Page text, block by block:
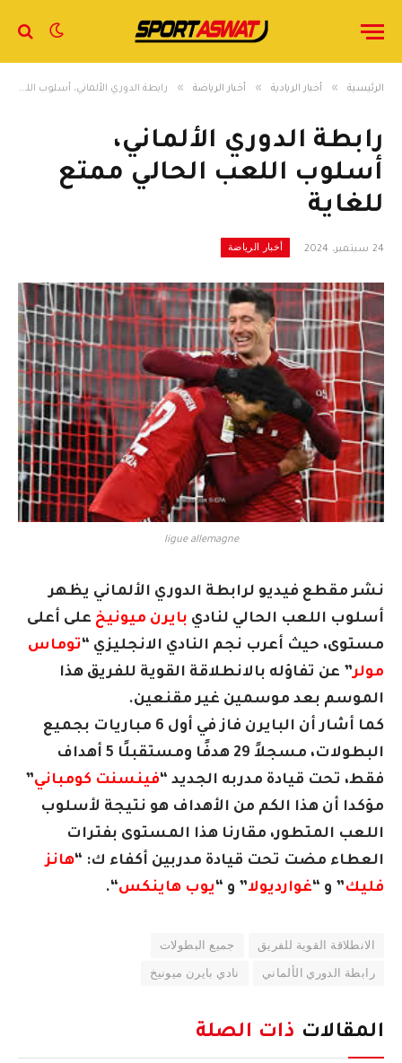
الرئيسية » أخبار الريادية » أخبار الرياضة » رابطة الدوري الألماني، أسلوب اللعب الحالي ممتع للغاية
رابطة الدوري الألماني،
أسلوب اللعب الحالي ممتع
للغاية
24 سبتمبر، 2024 أخبار الرياضة
ligue allemagne
نشر مقطع فيديو لرابطة الدوري الألماني يظهر
أسلوب اللعب الحالي لنادي بايرن ميونيخ على أعلى
مستوى، حيث أعرب ​نجم النادي الانجليزي “توماس
مولر” عن تفاؤله بالانطلاقة القوية للفريق هذا
الموسم بعد موسمين غير مقنعين.
كما أشار أن البايرن فاز في أول 6 مباريات بجميع
البطولات، مسجلاً 29 هدفًا ومستقبلًا 5 أهداف
فقط، تحت قيادة مدربه الجديد “فينسنت كومباني”
مؤكدا أن هذا الكم من الأهداف هو نتيجة لأسلوب
اللعب المتطور، مقارنا هذا المستوى بفترات
العطاء مضت تحت قيادة مدربين أكفاء ك: “هانز
فليك” و “غوارديولا” و “يوب هاينكس“.
الانطلاقة القوية للفريق جميع البطولات
رابطة الدوري الألماني نادي بايرن ميونيخ
المقالات ذات الصلة